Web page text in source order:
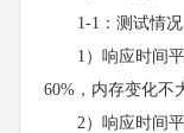
1-1：测试情况
1）响应时间平
60%，内存变化不
2）响应时间平